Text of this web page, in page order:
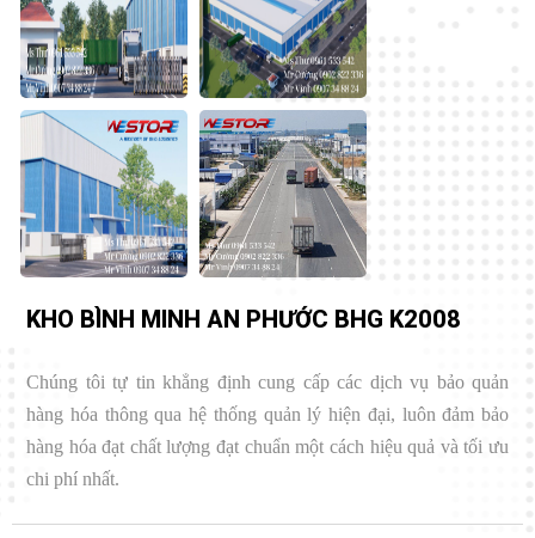
KHO BÌNH MINH AN PHƯỚC BHG K2008
Chúng tôi tự tin khẳng định cung cấp các dịch vụ bảo quản
hàng hóa thông qua hệ thống quản lý hiện đại, luôn đảm bảo
hàng hóa đạt chất lượng đạt chuẩn một cách hiệu quả và tối ưu
chi phí nhất.